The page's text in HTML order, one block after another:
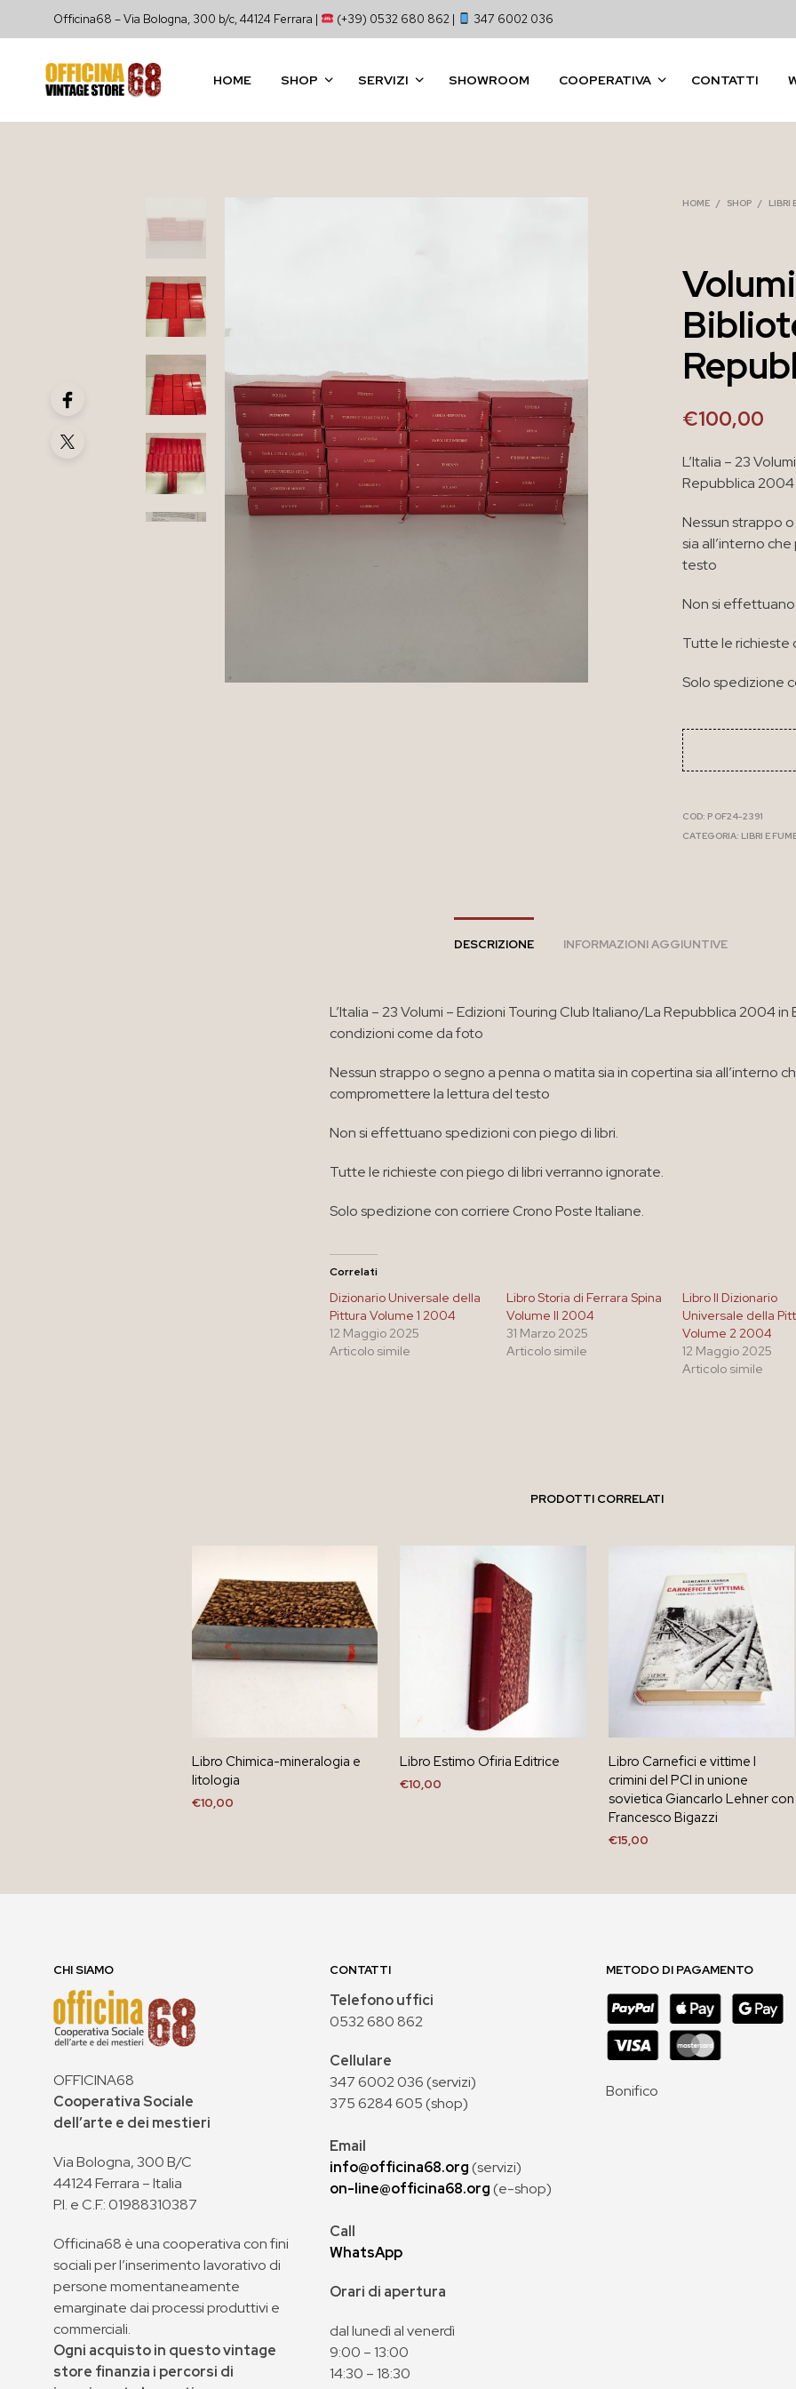
Officina68 – Via Bologna, 300 b/c, 44124 Ferrara | (+39) 0532 680 862 | 347 6002 036
HOME SHOP SERVIZI SHOWROOM COOPERATIVA CONTATTI
HOME / SHOP / LIBRI
€100,00
L’Italia – 23
Repubblica
Nessun strappo
sia all’interno
testo
Non si
Tutte le richieste
Solo spedizione
COD: P OF24-2391
CATEGORIA: LIBRI E
DESCRIZIONE INFORMAZIONI AGGIUNTIVE
L’Italia – 23 Volumi – Edizioni Touring Club Italiano/La Repubblica 2004 in
condizioni come da foto
Nessun strappo o segno a penna o matita sia in copertina sia all’interno
compromettere la lettura del testo
Non si effettuano spedizioni con piego di libri.
Tutte le richieste con piego di libri verranno ignorate.
Solo spedizione con corriere Crono Poste Italiane.
Correlati
Dizionario Universale della
Pittura Volume 1 2004
12 Maggio 2025
Articolo simile
Libro Storia di Ferrara Spina
Volume II 2004
31 Marzo 2025
Articolo simile
Libro Il Dizionario
Universale della
Volume 2 2004
12 Maggio 2025
Articolo simile
PRODOTTI CORRELATI
Libro Chimica-mineralogia e
litologia
€10,00
Libro Estimo Ofiria Editrice
€10,00
Libro Carnefici e vittime I
crimini del PCI in unione
sovietica Giancarlo Lehner con
Francesco Bigazzi
€15,00
CHI SIAMO
OFFICINA68
Cooperativa Sociale
dell’arte e dei mestieri
Via Bologna, 300 B/C
44124 Ferrara – Italia
P.I. e C.F.: 01988310387
Officina68 è una cooperativa con fini
sociali per l’inserimento lavorativo di
persone momentaneamente
emarginate dai processi produttivi e
commerciali.
Ogni acquisto in questo vintage
store finanzia i percorsi di
CONTATTI
Telefono uffici
0532 680 862
Cellulare
347 6002 036 (servizi)
375 6284 605 (shop)
Email
info@officina68.org(servizi)
on-line@officina68.org(e-shop)
Call
WhatsApp
Orari di apertura
dal lunedì al venerdì
9:00 – 13:00
14:30 – 18:30
METODO DI PAGAMENTO
Bonifico